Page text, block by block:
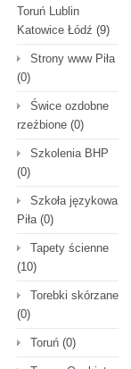
Toruń Lublin
Katowice Łódź (9)
Strony www Piła
(0)
Świce ozdobne
rzeźbione (0)
Szkolenia BHP
(0)
Szkoła językowa
Piła(0)
Tapety ścienne
(10)
Torebki skórzane
(0)
Toruń (0)